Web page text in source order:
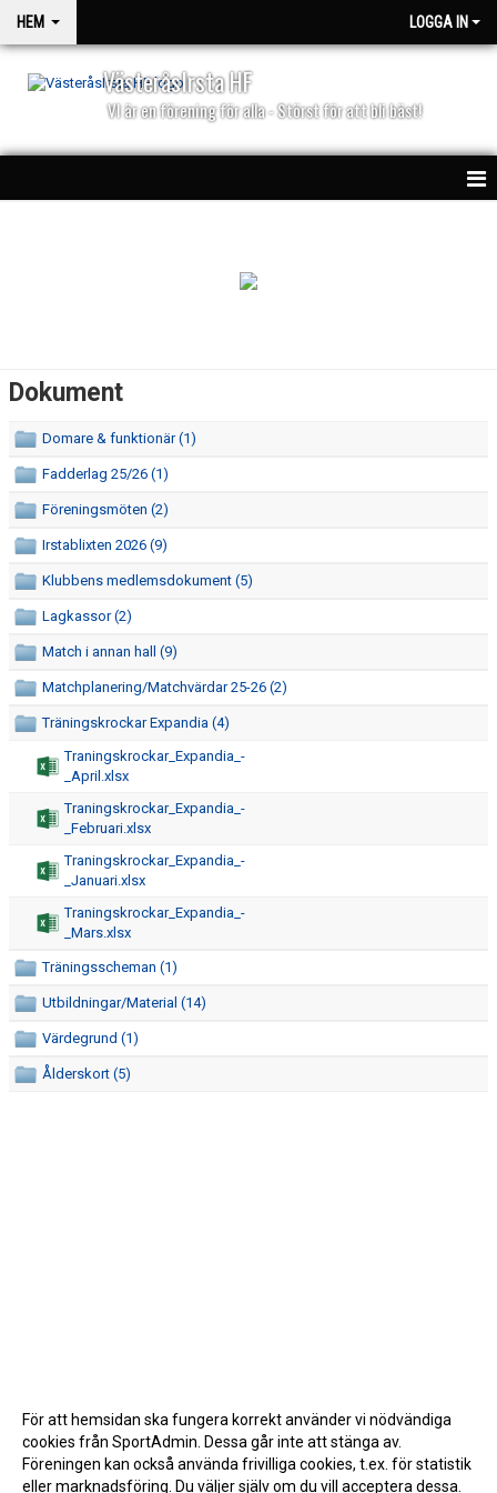
HEM LOGGA IN
VästeråsIrsta HF
VI är en förening för alla - Störst för att bli bäst!
Dokument
Domare & funktionär (1)
Fadderlag 25/26 (1)
Föreningsmöten (2)
Irstablixten 2026 (9)
Klubbens medlemsdokument (5)
Lagkassor (2)
Match i annan hall (9)
Matchplanering/Matchvärdar 25-26 (2)
Träningskrockar Expandia (4)
Traningskrockar_Expandia_-
_April.xlsx
Traningskrockar_Expandia_-
_Februari.xlsx
Traningskrockar_Expandia_-
_Januari.xlsx
Traningskrockar_Expandia_-
_Mars.xlsx
Träningsscheman (1)
Utbildningar/Material (14)
Värdegrund (1)
Ålderskort (5)
För att hemsidan ska fungera korrekt använder vi nödvändiga
cookies från SportAdmin. Dessa går inte att stänga av.
Föreningen kan också använda frivilliga cookies, t.ex. för statistik
eller marknadsföring. Du väljer själv om du vill acceptera dessa.